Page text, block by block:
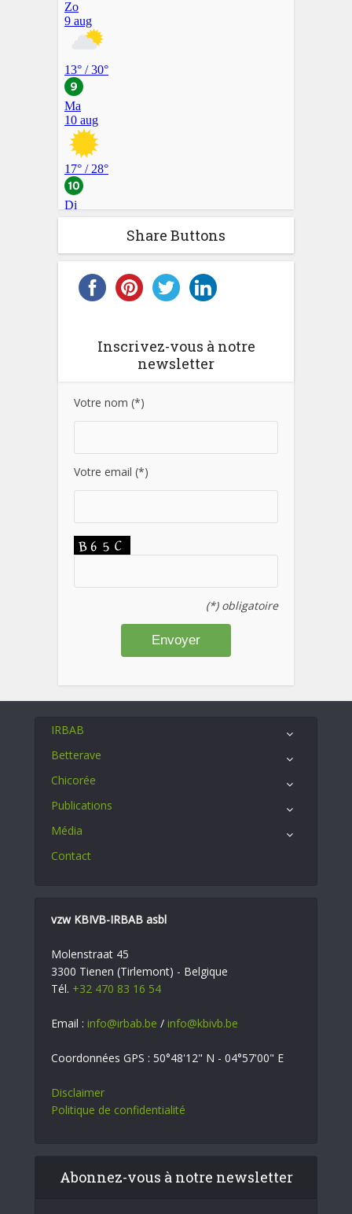
Share Buttons
Inscrivez-vous à notre
newsletter
Votre nom (*)
Votre email (*)
(*) obligatoire
IRBAB
Betterave
Chicorée
Publications
Média
Contact
vzw KBIVB-IRBAB asbl
Molenstraat 45
3300 Tienen (Tirlemont) - Belgique
Tél. +32 470 83 16 54
Email : info@irbab.be / info@kbivb.be
Coordonnées GPS : 50°48'12" N - 04°57'00" E
Disclaimer
Politique de confidentialité
Abonnez-vous à notre newsletter